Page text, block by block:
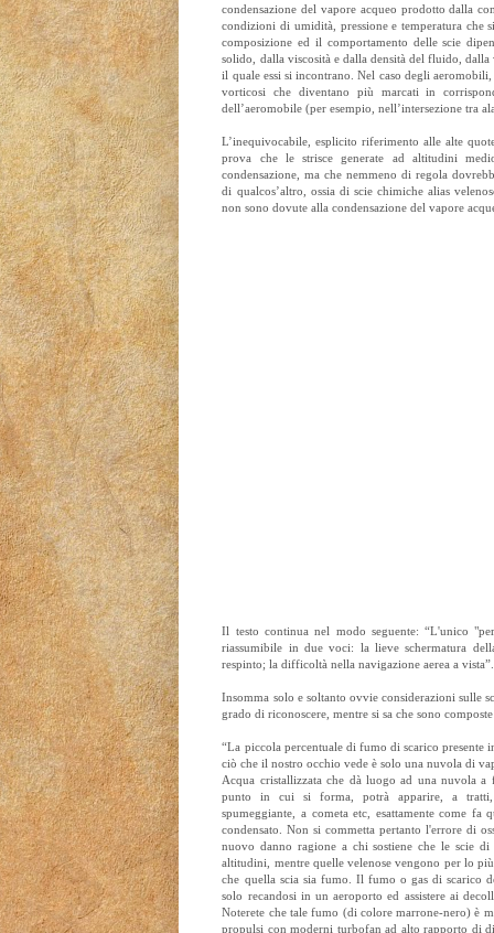
condensazione del vapore acqueo prodotto dalla
condizioni di umidità, pressione e temperatura che
composizione ed il comportamento delle scie
solido, dalla viscosità e dalla densità del fluido,
il quale essi si incontrano. Nel caso degli
vorticosi che diventano più marcati in
dell’aeromobile (per esempio, nell’intersezione tra
L’inequivocabile, esplicito riferimento alle alte
prova che le strisce generate ad altitudini
condensazione, ma che nemmeno di regola
di qualcos’altro, ossia di scie chimiche alias
non sono dovute alla condensazione del vapore
Il testo continua nel modo seguente: “L'unico
riassumibile in due voci: la lieve schermatura
respinto; la difficoltà nella navigazione aerea a vista”.
Insomma solo e soltanto ovvie considerazioni sulle
grado di riconoscere, mentre si sa che sono
“La piccola percentuale di fumo di scarico presente
ciò che il nostro occhio vede è solo una nuvola di
Acqua cristallizzata che dà luogo ad una nuvola
punto in cui si forma, potrà apparire, a tratti,
spumeggiante, a cometa etc, esattamente come fa
condensato. Non si commetta pertanto l'errore di
nuovo danno ragione a chi sostiene che le scie
altitudini, mentre quelle velenose vengono per lo
che quella scia sia fumo. Il fumo o gas di scarico
solo recandosi in un aeroporto ed assistere ai
Noterete che tale fumo (di colore marrone-nero) è
propulsi con moderni turbofan ad alto rapporto di